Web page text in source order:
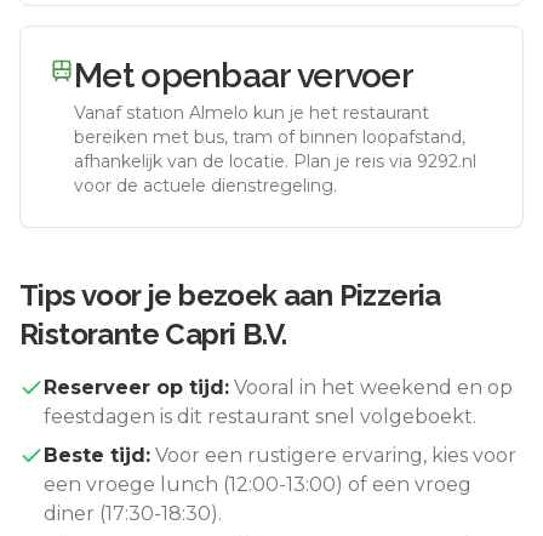
Met openbaar vervoer
Vanaf station Almelo kun je het restaurant
bereiken met bus, tram of binnen loopafstand,
afhankelijk van de locatie. Plan je reis via 9292.nl
voor de actuele dienstregeling.
Tips voor je bezoek aan Pizzeria
Ristorante Capri B.V.
Reserveer op tijd: Vooral in het weekend en op
feestdagen is dit restaurant snel volgeboekt.
Beste tijd: Voor een rustigere ervaring, kies voor
een vroege lunch (12:00-13:00) of een vroeg
diner (17:30-18:30).